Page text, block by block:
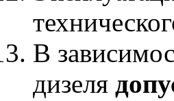
В
дизеля